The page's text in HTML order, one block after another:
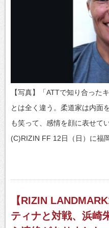
【写真】「ATTで知り合った
とは全く違う。柔道家は内面
も笑って、感情を顔に表せて
(C)RIZIN FF 12日（日）に福
【RIZIN
ティナと対戦、浜崎